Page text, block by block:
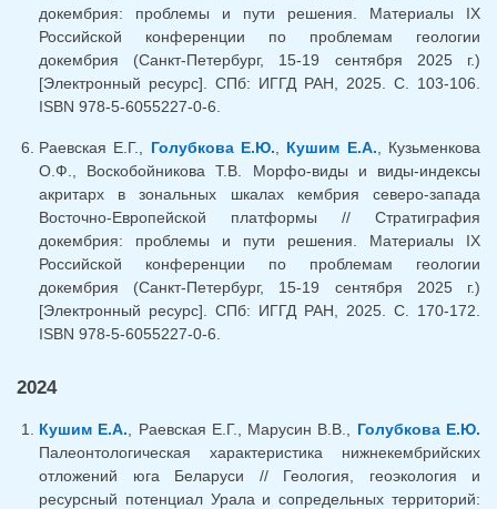
докембрия: проблемы и пути решения. Материалы IX
Российской конференции по проблемам геологии
докембрия (Санкт-Петербург, 15-19 сентября 2025 г.)
[Электронный ресурс]. СПб: ИГГД РАН, 2025. С. 103-106.
ISBN 978-5-6055227-0-6.
Раевская Е.Г., Голубкова Е.Ю. Кушим Е.А. , Кузьменкова
О.Ф., Воскобойникова Т.В. Морфо-виды и виды-индексы
акритарх в зональных шкалах кембрия северо-запада
Восточно-Европейской платформы // Стратиграфия
докембрия: проблемы и пути решения. Материалы IX
Российской конференции по проблемам геологии
докембрия (Санкт-Петербург, 15-19 сентября 2025 г.)
[Электронный ресурс]. СПб: ИГГД РАН, 2025. С. 170-172.
ISBN 978-5-6055227-0-6.
2024
Кушим Е.А. , Раевская Е.Г., Марусин В.В., Голубкова Е.Ю.
Палеонтологическая характеристика нижнекембрийских
отложений юга Беларуси // Геология, геоэкология и
ресурсный потенциал Урала и сопредельных территорий: